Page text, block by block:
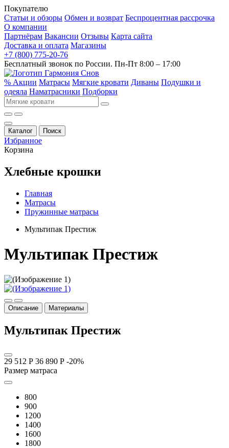
Покупателю
Статьи и обзоры Обмен и возврат Беспроцентная рассрочка
О компании
Партнёрам Вакансии Отзывы Карта сайта
Доставка и оплата Магазины
+7 (800) 775-20-76
Бесплатный звонок по России. Пн-Пт 8:00 – 17:00
% Акции Матрасы Мягкие кровати Диваны Подушки и
одеяла Наматрасники Подборки
Каталог Поиск
Избранное
Корзина
Хлебные крошки
Главная
Матрасы
Пружинные матрасы
Мультипак Престиж
Мультипак Престиж
Описание Материалы
Мультипак Престиж
29 512 Р 36 890 Р -20%
Размер матраса
800
900
1200
1400
1600
1800